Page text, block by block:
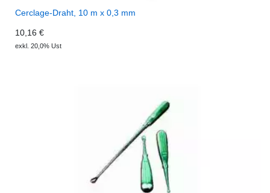
Cerclage-Draht, 10 m x 0,3 mm
10,16 €
exkl. 20,0% Ust